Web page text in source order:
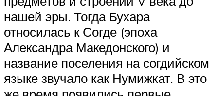
нашей эры. Тогда Бухара
относилась к Согде (эпоха
Александра Македонского) и
название поселения на согдийском
языке звучало как Нумижкат. В это